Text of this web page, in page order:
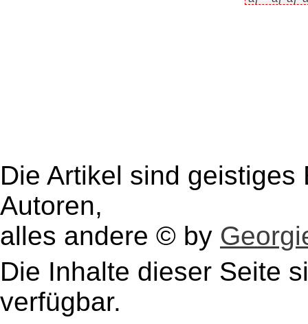
Die Artikel sind
Autoren,
alles andere © by
Die Inhalte dieser Seite
verfügbar.